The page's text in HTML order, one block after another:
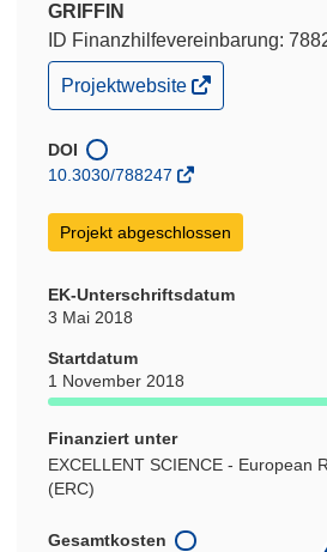
GRIFFIN
ID Finanzhilfevereinbarung:
(öffnet
in
Fenster)
Projektwebsite
DOI
10.3030/788247
Projekt abgeschlossen
EK-Unterschriftsdatum
3 Mai 2018
Startdatum
1 November 2018
Finanziert unter
EXCELLENT SCIENCE - European
(ERC)
Gesamtkosten